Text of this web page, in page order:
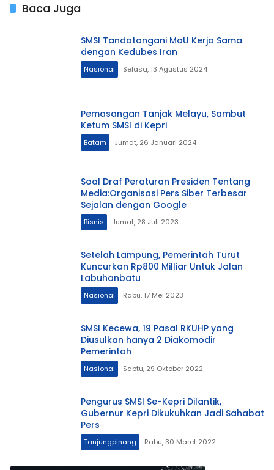
Baca Juga
SMSI Tandatangani MoU Kerja Sama
dengan Kedubes Iran
Nasional Selasa, 13 Agustus 2024
Pemasangan Tanjak Melayu, Sambut
Ketum SMSI di Kepri
Batam Jumat, 26 Januari 2024
Soal Draf Peraturan Presiden Tentang
Media:Organisasi Pers Siber Terbesar
Sejalan dengan Google
Bisnis Jumat, 28 Juli 2023
Setelah Lampung, Pemerintah Turut
Kuncurkan Rp800 Milliar Untuk Jalan
Labuhanbatu
Nasional Rabu, 17 Mei 2023
SMSI Kecewa, 19 Pasal RKUHP yang
Diusulkan hanya 2 Diakomodir
Pemerintah
Nasional Sabtu, 29 Oktober 2022
Pengurus SMSI Se-Kepri Dilantik,
Gubernur Kepri Dikukuhkan Jadi Sahabat
Pers
Tanjungpinang Rabu, 30 Maret 2022